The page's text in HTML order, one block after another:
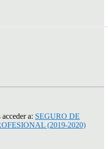
acceder a: SEGURO DE
(2019-2020)